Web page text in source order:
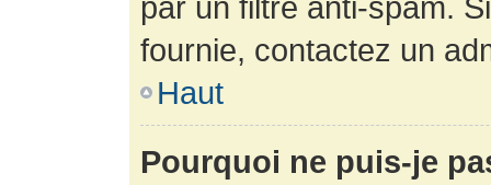
fournie, contactez un
Haut
Pourquoi ne puis-je